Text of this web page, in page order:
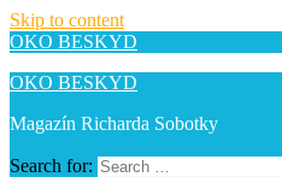
Skip to content
OKO BESKYD
OKO BESKYD
Magazín Richarda Sobotky
Search for: